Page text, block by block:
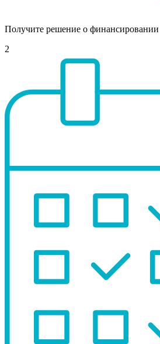
Получите решение о финансировании
2